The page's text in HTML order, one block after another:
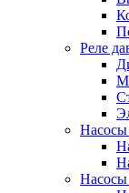
Реле
Насосы